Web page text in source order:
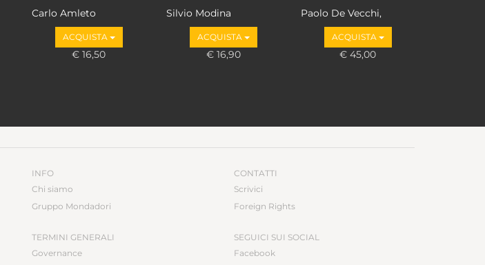
Carlo Amleto
ACQUISTA
€ 16,50
Silvio Modina
ACQUISTA
€ 16,90
Paolo De Vecchi,
Alberto Uglietti
ACQUISTA
€ 45,00
INFO
Chi siamo
Gruppo Mondadori
TERMINI GENERALI
Governance
CONTATTI
Scrivici
Foreign Rights
SEGUICI SUI SOCIAL
Facebook